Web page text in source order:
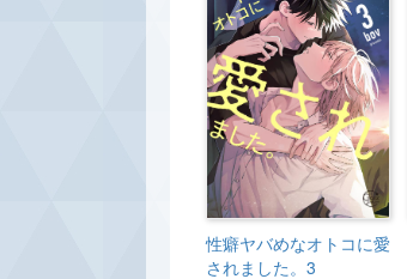
性癖ヤバめなオトコに愛
されました。3